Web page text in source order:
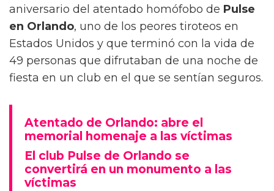
aniversario del atentado homófobo de Pulse
en Orlando, uno de los peores tiroteos en
Estados Unidos y que terminó con la vida de
49 personas que difrutaban de una noche de
fiesta en un club en el que se sentían seguros.
Atentado de Orlando: abre el
memorial homenaje a las víctimas
El club Pulse de Orlando se
convertirá en un monumento a las
víctimas